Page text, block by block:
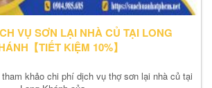
VỤ SƠN LẠI NHÀ CỦ TẠI LONG
【TIẾT KIỆM 10%】
khảo chi phí dịch vụ thợ sơn lại nhà củ tại